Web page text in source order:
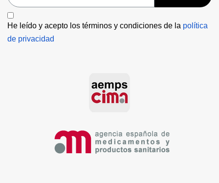
He leído y acepto los términos y condiciones de la política
de privacidad